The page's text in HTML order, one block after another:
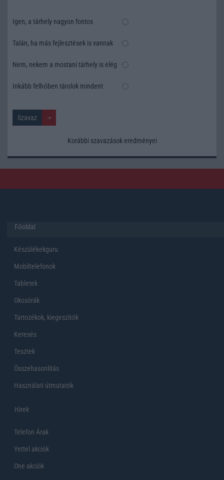
Igen, a tárhely nagyon fontos
Talán, ha más fejlesztések is vannak
Nem, nekem a mostani tárhely is elég
Inkább felhőben tárolok mindent
Korábbi szavazások eredményei
Főoldal
Készülékekguru
Mobiltelefonok
Tabletek
Okosórák
Tartozékok, kiegeszítők
Keresés
Tesztek
Összehasonlítás
Használati útmutatók
Hirek
Telefon Árak
Yettel akciók
One akciók